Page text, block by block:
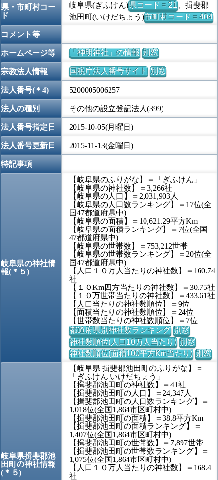
県・市町村コー
ド
岐阜県(ぎふけん)県コード = 21、揖斐郡
池田町(いけだちょう)市町村コード = 404
コメント等
ホームページ等 「神明神社」の情報 別窓
宗教法人情報 国税庁法人番号サイト 別窓
法人番号(＊4) 5200005006257
法人の種別 その他の設立登記法人(399)
法人番号指定日 2015-10-05(月曜日)
法人番号更新日 2015-11-13(金曜日)
特記事項
岐阜県の神社情
報(＊５)
【岐阜県のふりがな】＝「ぎふけん」
【岐阜県の神社数】＝3,266社
【岐阜県の人口】＝2,031,903人
【岐阜県の人口数ランキング】＝17位(全
国47都道府県中)
【岐阜県の面積】＝10,621.29平方Km
【岐阜県の面積ランキング】＝7位(全国
47都道府県中)
【岐阜県の世帯数】＝753,212世帯
【岐阜県の世帯数ランキング】＝20位(全
国47都道府県中)
【人口１０万人当たりの神社数】＝160.74
社
【１０Km四方当たりの神社数】＝30.75社
【１０万世帯当たりの神社数】＝433.61社
【人口当たりの神社数順位】＝9位
【面積当たりの神社数順位】＝24位
【世帯数当たりの神社数順位】＝7位
都道府県別神社数ランキング 別窓
神社数順位(人口10万人当たり) 別窓
神社数順位(面積100平方Km当たり) 別窓
岐阜県揖斐郡池
田町の神社情報
(＊５)
【岐阜県 揖斐郡池田町のふりがな】＝
「ぎふけん いけだちょう」
【揖斐郡池田町の神社数】＝41社
【揖斐郡池田町の人口】＝24,347人
【揖斐郡池田町の人口数ランキング】＝
1,018位(全国1,864市区町村中)
【揖斐郡池田町の面積】＝38.8平方Km
【揖斐郡池田町の面積ランキング】＝
1,407位(全国1,864市区町村中)
【揖斐郡池田町の世帯数】＝7,897世帯
【揖斐郡池田町の世帯数ランキング】＝
1,075位(全国1,864市区町村中)
【人口１０万人当たりの神社数】＝168.4
社